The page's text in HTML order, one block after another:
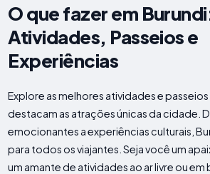
O que fazer em
Atividades, Passeios e
Experiências
Explore as melhores atividades e
destacam as atrações únicas da cidade.
emocionantes a experiências culturais,
para todos os viajantes. Seja você um
um amante de atividades ao ar livre ou em